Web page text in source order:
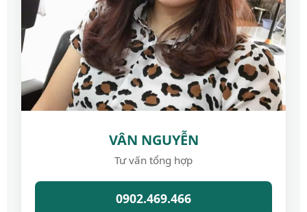
VÂN NGUYỄN
Tư vấn tổng hợp
0902.469.466